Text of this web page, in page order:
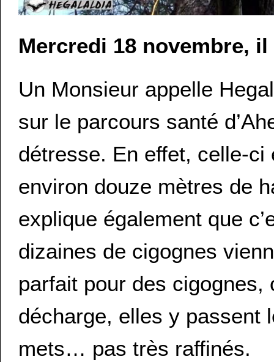
Mercredi 18 novembre,
Un Monsieur appelle
sur le parcours santé
détresse. En effet, celle-
environ douze mètres de
explique également que
dizaines de cigognes
parfait pour des cigognes,
décharge, elles y passent
mets… pas très raffinés.